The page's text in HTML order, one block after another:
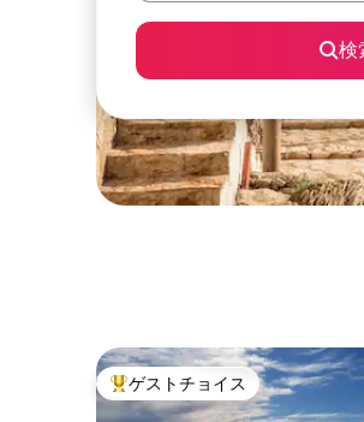
検
大好評のゲストチョイスです。
ゲストチョイス